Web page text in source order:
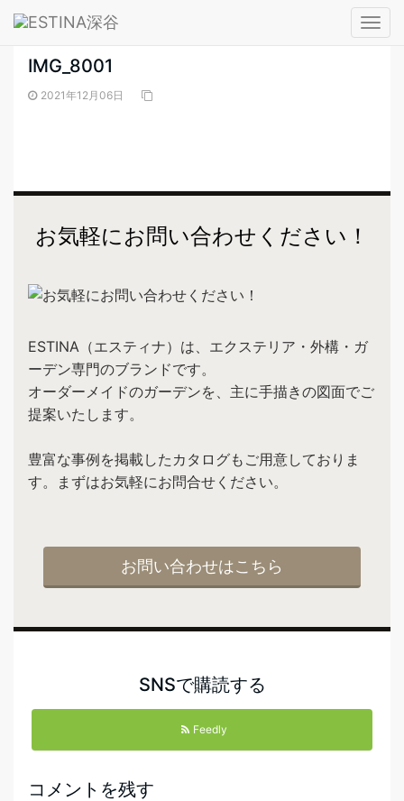
T
o
― BLOG ―
IMG_8001
2021年12月06日
お気軽にお問い合わせください！
ESTINA（エスティナ）は、エクステリア・外構・ガ
ーデン専門のブランドです。
オーダーメイドのガーデンを、主に手描きの図面でご
提案いたします。
豊富な事例を掲載したカタログもご用意しておりま
す。まずはお気軽にお問合せください。
お問い合わせはこちら
SNSで購読する
Feedly
コメントを残す